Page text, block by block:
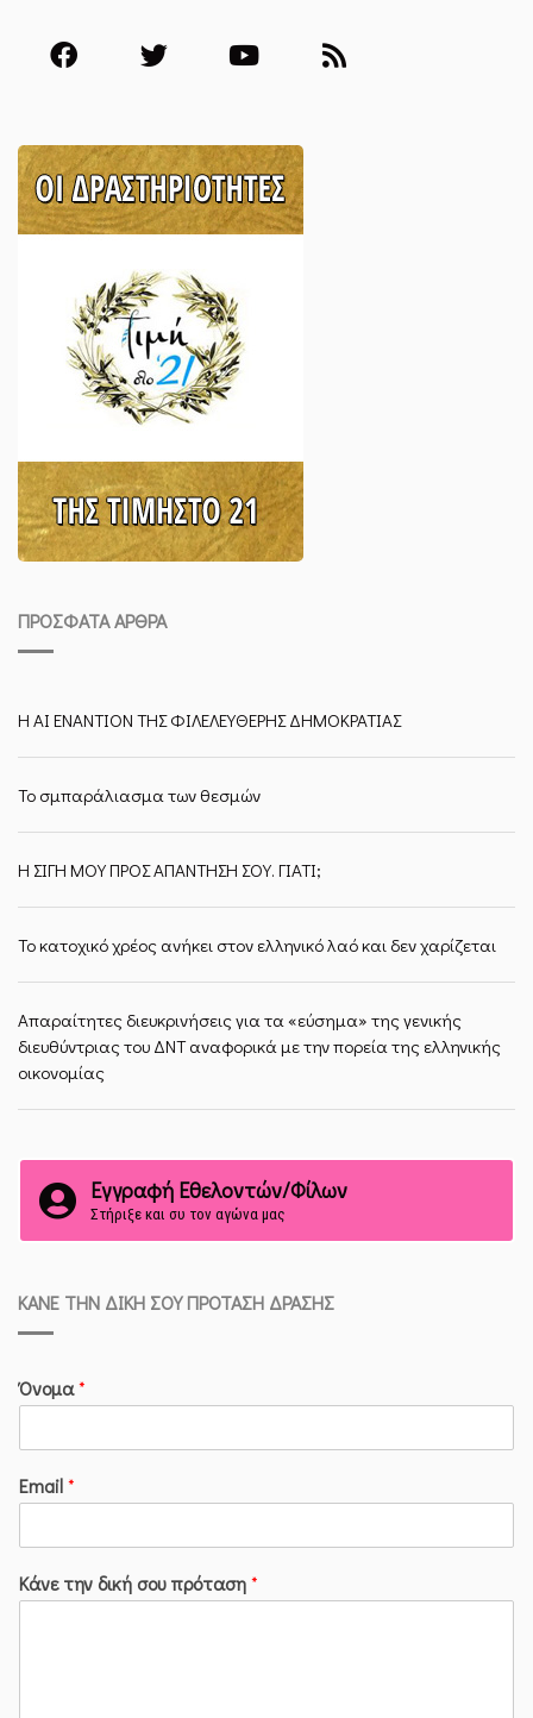
ΠΡΌΣΦΑΤΑ ΆΡΘΡΑ
Η ΑΙ ΕΝΑΝΤΙΟΝ ΤΗΣ ΦΙΛΕΛΕΥΘΕΡΗΣ ΔΗΜΟΚΡΑΤΙΑΣ
Το σμπαράλιασμα των θεσμών
Η ΣΙΓΗ ΜΟΥ ΠΡΟΣ ΑΠΑΝΤΗΣΗ ΣΟΥ. ΓΙΑΤΙ;
Το κατοχικό χρέος ανήκει στον ελληνικό λαό και δεν χαρίζεται
Απαραίτητες διευκρινήσεις για τα «εύσημα» της γενικής
διευθύντριας του ΔΝΤ αναφορικά με την πορεία της ελληνικής
οικονομίας
Εγγραφή Εθελοντών/Φίλων
Στήριξε και συ τον αγώνα μας
ΚΆΝΕ ΤΗΝ ΔΙΚΉ ΣΟΥ ΠΡΌΤΑΣΗ ΔΡΆΣΗΣ
Όνομα*
Email*
Κάνε την δική σου πρόταση*